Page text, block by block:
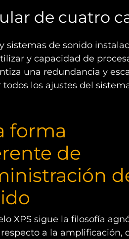
de cuatro
sistemas de sonido
y capacidad de
una redundancia y
los ajustes del
forma
de
XPS sigue la filosofía
respecto a la amplificación,